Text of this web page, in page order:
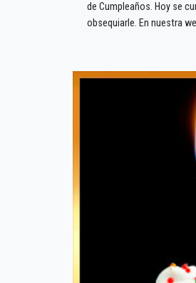
de Cumpleaños. Hoy se
obsequiarle. En nuestra